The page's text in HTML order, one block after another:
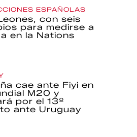
ESPAÑOLAS
con seis
para medirse a
en la Nations
cae ante Fiyi en
M20 y
por el 13º
ante Uruguay